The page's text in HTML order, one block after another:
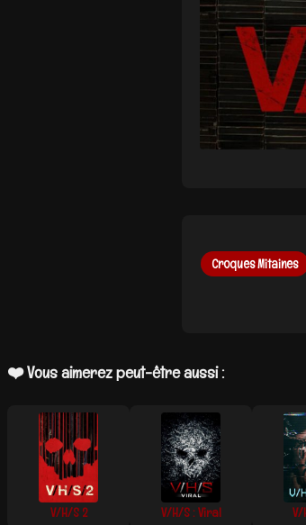
Croques Mitaines
❤️ Vous aimerez peut-être aussi :
V/H/S 2 V/H/S : Viral V/